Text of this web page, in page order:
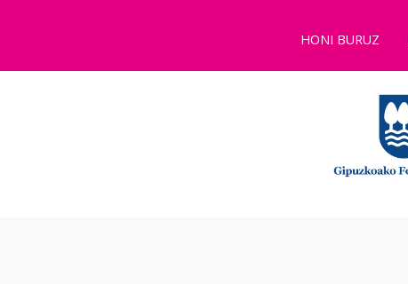
HONI BURUZ